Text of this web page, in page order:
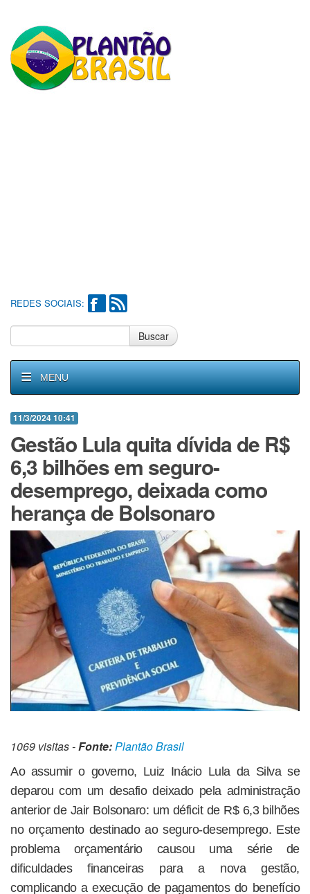
REDES SOCIAIS:
Buscar
MENU
11/3/2024 10:41
Gestão Lula quita dívida de R$
6,3 bilhões em seguro-
desemprego, deixada como
herança de Bolsonaro
1069 visitas -Fonte:Plantão Brasil
Ao assumir o governo, Luiz Inácio Lula da Silva se
deparou com um desafio deixado pela administração
anterior de Jair Bolsonaro: um déficit de R$ 6,3 bilhões
no orçamento destinado ao seguro-desemprego. Este
problema orçamentário causou uma série de
dificuldades financeiras para a nova gestão,
complicando a execução de pagamentos do benefício